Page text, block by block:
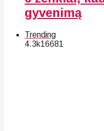
gyvenimą
Trending
4.3k16681